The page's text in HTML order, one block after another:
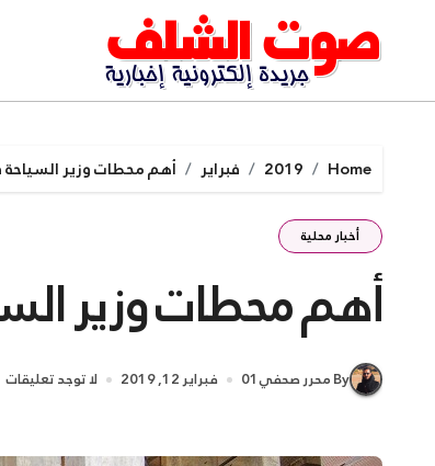
content
Home
2019 فبراير أهم محطات وزير
أخبار محلية
أهم محطات وزير
By محرر صحفي01 فبراير 12, 2019 لا توجد تعليقات